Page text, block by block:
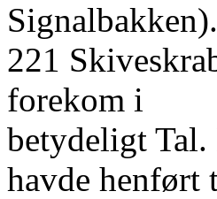
Signalbakken).
221
forekom i
betydeligt
havde henført